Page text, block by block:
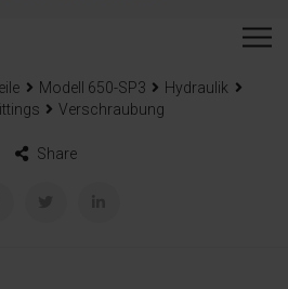
Modell 650-SP3
Hydraulik
Verschraubung
Share